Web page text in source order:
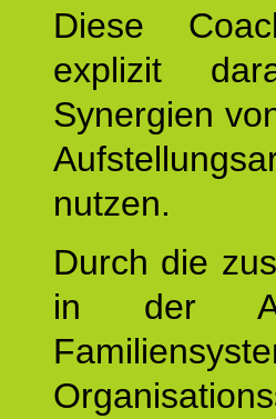
Diese
explizit
Synergien
nutzen.
Durch die
in der